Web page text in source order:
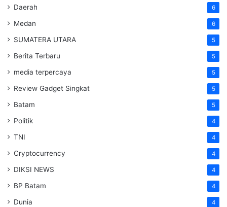
Daerah 6
Medan 6
SUMATERA UTARA 5
Berita Terbaru 5
media terpercaya 5
Review Gadget Singkat 5
Batam 5
Politik 4
TNI 4
Cryptocurrency 4
DIKSI NEWS 4
BP Batam 4
Dunia 4